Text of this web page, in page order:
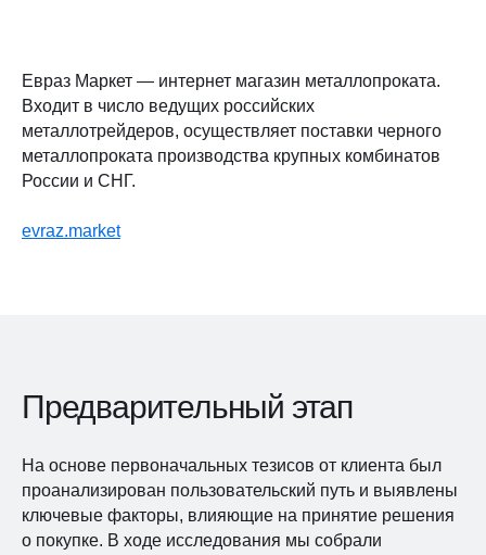
Евраз Маркет — интернет магазин металлопроката.
Входит в число ведущих российских
металлотрейдеров, осуществляет поставки черного
металлопроката производства крупных комбинатов
России и СНГ.
evraz.market
Предварительный этап
На основе первоначальных тезисов от клиента был
проанализирован пользовательский путь и выявлены
ключевые факторы, влияющие на принятие решения
о покупке. В ходе исследования мы собрали